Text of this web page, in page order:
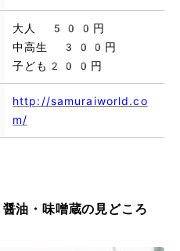
大人 500円
中高生 300円
子ども200円
http://samuraiworld.co
m/
油・味噌蔵の見どころ